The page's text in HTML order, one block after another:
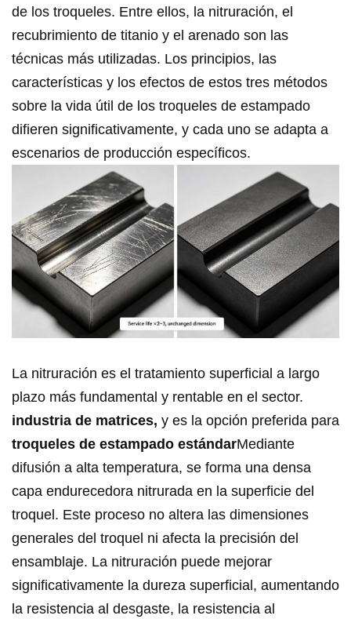
de los troqueles. Entre ellos, la nitruración, el
recubrimiento de titanio y el arenado son las
técnicas más utilizadas. Los principios, las
características y los efectos de estos tres métodos
sobre la vida útil de los troqueles de estampado
difieren significativamente, y cada uno se adapta a
escenarios de producción específicos.
La nitruración es el tratamiento superficial a largo
plazo más fundamental y rentable en el sector.
industria de matrices, y es la opción preferida para
troqueles de estampado estándarMediante
difusión a alta temperatura, se forma una densa
capa endurecedora nitrurada en la superficie del
troquel. Este proceso no altera las dimensiones
generales del troquel ni afecta la precisión del
ensamblaje. La nitruración puede mejorar
significativamente la dureza superficial, aumentando
la resistencia al desgaste, la resistencia al